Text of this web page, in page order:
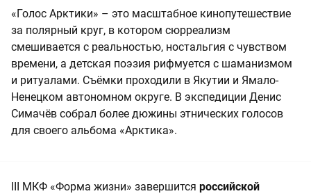
«Голос Арктики» – это масштабное кинопутешествие
за полярный круг, в котором сюрреализм
смешивается с реальностью, ностальгия с чувством
времени, а детская поэзия рифмуется с шаманизмом
и ритуалами. Съёмки проходили в Якутии и Ямало-
Ненецком автономном округе. В экспедиции Денис
Симачёв собрал более дюжины этнических голосов
для своего альбома «Арктика».
III МКФ «Форма жизни» завершится российской